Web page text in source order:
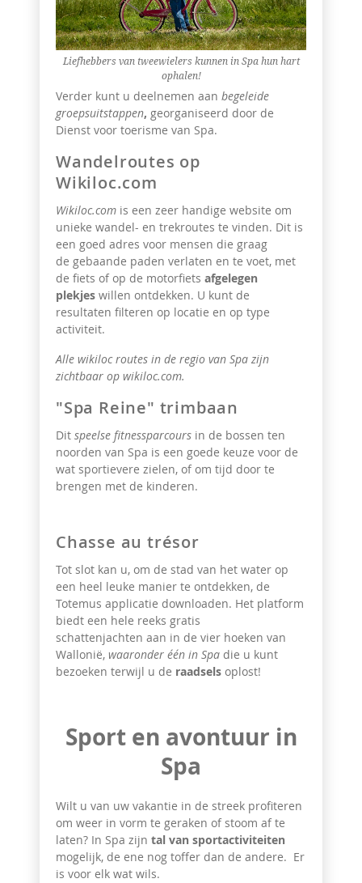
Liefhebbers van tweewielers kunnen in Spa hun hart
ophalen!
Verder kunt u deelnemen aan begeleide
groepsuitstappen, georganiseerd door de
Dienst voor toerisme van Spa.
Wandelroutes op
Wikiloc.com
Wikiloc.com is een zeer handige website om
unieke wandel- en trekroutes te vinden. Dit is
een goed adres voor mensen die graag
de gebaande paden verlaten en te voet, met
de fiets of op de motorfiets afgelegen
plekjes willen ontdekken. U kunt de
resultaten filteren op locatie en op type
activiteit.
Alle wikiloc routes in de regio van Spa zijn
zichtbaar op wikiloc.com.
"Spa Reine" trimbaan
Dit speelse fitnessparcours in de bossen ten
noorden van Spa is een goede keuze voor de
wat sportievere zielen, of om tijd door te
brengen met de kinderen.
Chasse au trésor
Tot slot kan u, om de stad van het water op
een heel leuke manier te ontdekken, de
Totemus applicatie downloaden. Het platform
biedt een hele reeks gratis
schattenjachten aan in de vier hoeken van
Wallonië, waaronder één in Spa die u kunt
bezoeken terwijl u de raadsels oplost!
Sport en avontuur in
Spa
Wilt u van uw vakantie in de streek profiteren
om weer in vorm te geraken of stoom af te
laten? In Spa zijn tal van sportactiviteiten
mogelijk, de ene nog toffer dan de andere. Er
is voor elk wat wils.